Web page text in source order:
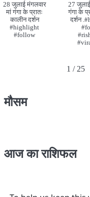
28 जुलाई मंगलवार
मां गंगा के प्रातः
कालीन दर्शन
#highlight
#follow
27 जुलाई
गंगा के
दर्शन
1 / 25
मौसम
आज का राशिफल